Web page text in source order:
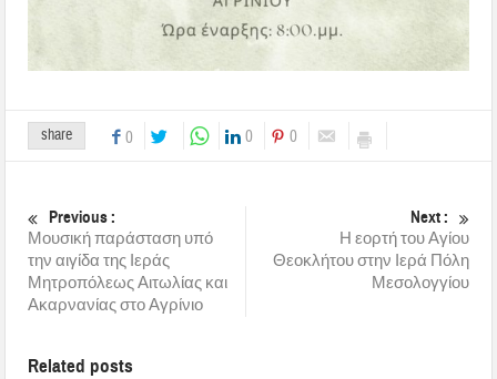
share 0 0 0
Previous :
Μουσική παράσταση υπό
την αιγίδα της Ιεράς
Μητροπόλεως Αιτωλίας και
Ακαρνανίας στο Αγρίνιο
Next :
Η εορτή του Αγίου
Θεοκλήτου στην Ιερά Πόλη
Μεσολογγίου
Related posts